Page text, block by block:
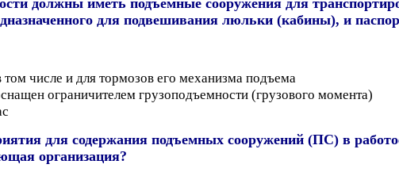
для подвешивания люльки (кабины), и
числе и для тормозов его механизма подъема
ограничителем грузоподъемности (грузового момента)
для содержания подъемных сооружений (ПС) в
организация?